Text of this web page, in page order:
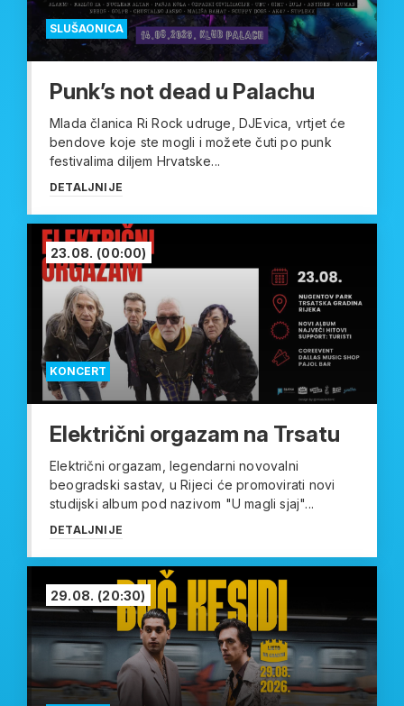
SLUŠAONICA
Punk’s not dead u Palachu
Mlada članica Ri Rock udruge, DJEvica, vrtjet će
bendove koje ste mogli i možete čuti po punk
festivalima diljem Hrvatske...
DETALJNIJE
KONCERT
23.08. (00:00)
Električni orgazam na Trsatu
Električni orgazam, legendarni novovalni
beogradski sastav, u Rijeci će promovirati novi
studijski album pod nazivom "U magli sjaj"...
DETALJNIJE
29.08. (20:30)